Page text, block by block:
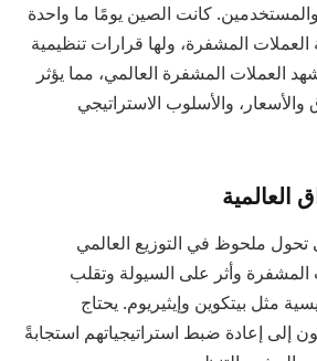
والمستخدمين. كانت الصين يومًا ما واحدة
المشفرة، ولها قرارات تنظيمية
العملات المشفرة العالمي، مما يؤثر
والأسلوب الاستراتيجي
العالمية
ملحوظ في التوزيع العالمي
المشفرة وأثر على السيولة وتقلب
مثل بيتكوين وإيثيريوم. يحتاج
إلى إعادة ضبط استراتيجياتهم استجابةً